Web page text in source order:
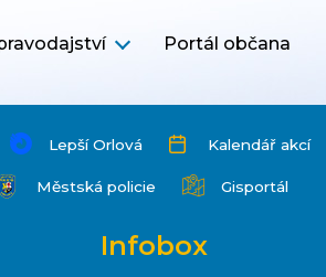
Portál občana
Lepší Orlová Kalendář akcí
Městská policie Gisportál
Infobox